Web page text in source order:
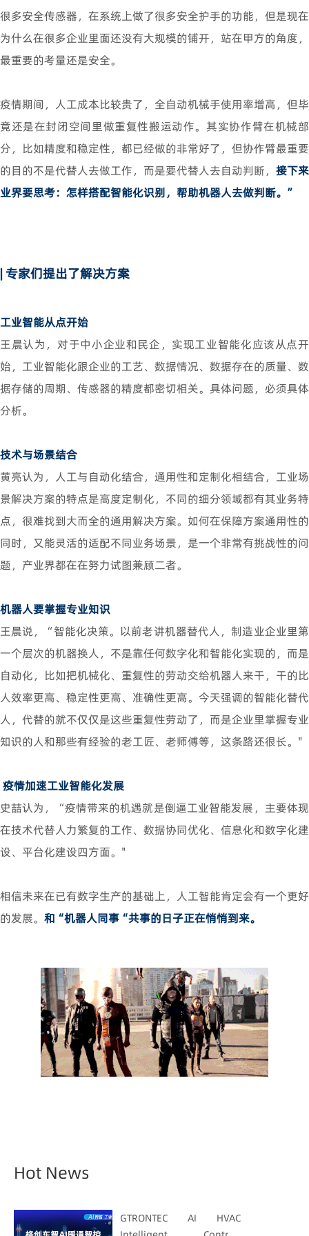
很多安全传感器，在系统上做了很多安全护手的功能，但是现在
为什么在很多企业里面还没有大规模的铺开，站在甲方的角度，
最重要的考量还是安全。
疫情期间，人工成本比较贵了，全自动机械手使用率增高，但毕
竟还是在封闭空间里做重复性搬运动作。其实协作臂在机械部
分，比如精度和稳定性，都已经做的非常好了，但协作臂最重要
的目的不是代替人去做工作，而是要代替人去自动判断， 接下来
业界要思考：怎样搭配智能化识别，帮助机器人去做判断。”
| 专家们提出了解决方案
工业智能从点开始
王晨认为，对于中小企业和民企，实现工业智能化应该从点开
始，工业智能化跟企业的工艺、数据情况、数据存在的质量、数
据存储的周期、传感器的精度都密切相关。具体问题，必须具体
分析。
技术与场景结合
黄亮认为，人工与自动化结合，通用性和定制化相结合，工业场
景解决方案的特点是高度定制化，不同的细分领域都有其业务特
点，很难找到大而全的通用解决方案。如何在保障方案通用性的
同时，又能灵活的适配不同业务场景，是一个非常有挑战性的问
题，产业界都在在努力试图兼顾二者。
机器人要掌握专业知识
王晨说，“智能化决策。以前老讲机器替代人，制造业企业里第
一个层次的机器换人，不是靠任何数字化和智能化实现的，而是
自动化，比如把机械化、重复性的劳动交给机器人来干，干的比
人效率更高、稳定性更高、准确性更高。今天强调的智能化替代
人，代替的就不仅仅是这些重复性劳动了，而是企业里掌握专业
知识的人和那些有经验的老工匠、老师傅等，这条路还很长。"
疫情加速工业智能化发展
史喆认为，“疫情带来的机遇就是倒逼工业智能发展，主要体现
在技术代替人力繁复的工作、数据协同优化、信息化和数字化建
设、平台化建设四方面。"
相信未来在已有数字生产的基础上，人工智能肯定会有一个更好
的发展。 和“机器人同事“共事的日子正在悄悄到来。
Hot News
GTRONTEC AI HVAC